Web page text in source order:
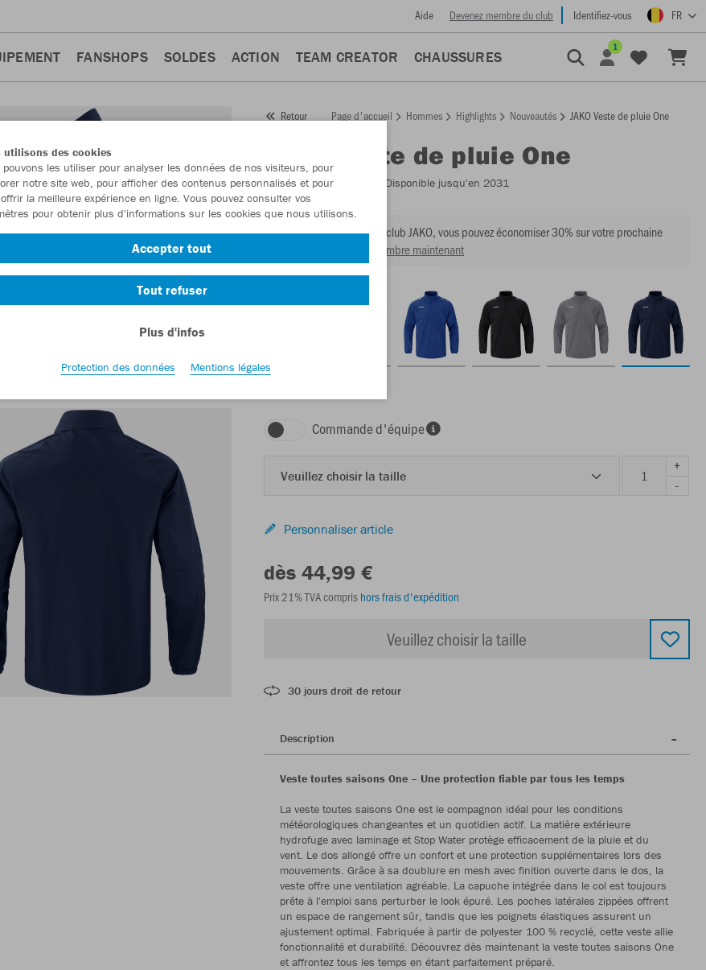
Aide Devenez membre du club Identifiez-vous FR
FANSHOPS SOLDES ACTION TEAM CREATOR CHAUSSURES
1
Retour Page d'accueil Hommes Highlights Nouveautés JAKO Veste de pluie One
Veste de pluie One
Numéro d’article: - Disponible jusqu'en 2031
En tant que membre du club JAKO, vous pouvez économiser 30% sur votre prochaine
Devenir membre maintenant
Commande d'équipe
Veuillez choisir la taille
+
-
Personnaliser article
dès 44,99 €
Prix 21% TVA compris hors frais d'expédition
Veuillez choisir la taille
30 jours droit de retour
Description
Veste toutes saisons One – Une protection fiable par tous les temps
La veste toutes saisons One est le compagnon idéal pour les conditions
météorologiques changeantes et un quotidien actif. La matière extérieure
hydrofuge avec laminage et Stop Water protège efficacement de la pluie et du
vent. Le dos allongé offre un confort et une protection supplémentaires lors des
mouvements. Grâce à sa doublure en mesh avec finition ouverte dans le dos, la
veste offre une ventilation agréable. La capuche intégrée dans le col est toujours
prête à l'emploi sans perturber le look épuré. Les poches latérales zippées offrent
un espace de rangement sûr, tandis que les poignets élastiques assurent un
ajustement optimal. Fabriquée à partir de polyester 100 % recyclé, cette veste allie
fonctionnalité et durabilité. Découvrez dès maintenant la veste toutes saisons One
et affrontez tous les temps en étant parfaitement préparé.
utilisons des cookies
pouvons les utiliser pour analyser les données de nos visiteurs, pour
notre site web, pour afficher des contenus personnalisés et pour
la meilleure expérience en ligne. Vous pouvez consulter vos
pour obtenir plus d'informations sur les cookies que nous utilisons.
Accepter tout
Tout refuser
Plus d'infos
Protection des données Mentions légales